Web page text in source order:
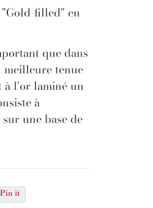
"Gold-filled" en
que dans
tenue
à l'or laminé un
à
une base de
Pin it